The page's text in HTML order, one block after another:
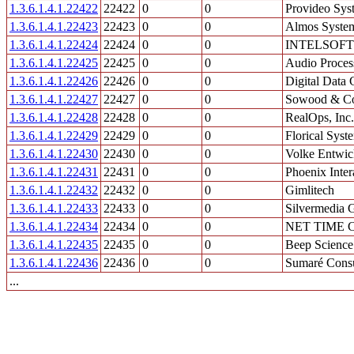
1.3.6.1.4.1.22422 22422 0 0
Provideo
1.3.6.1.4.1.22423 22423 0 0
Almos
1.3.6.1.4.1.22424 22424 0 0
INTELSOFT
1.3.6.1.4.1.22425 22425 0 0
Audio
1.3.6.1.4.1.22426 22426 0 0
Digital Data
1.3.6.1.4.1.22427 22427 0 0
Sowood &
1.3.6.1.4.1.22428 22428 0 0
RealOps, Inc.
1.3.6.1.4.1.22429 22429 0 0
Florical
1.3.6.1.4.1.22430 22430 0 0
Volke
1.3.6.1.4.1.22431
22431 0 0
Phoenix
1.3.6.1.4.1.22432 22432 0 0
Gimlitech
1.3.6.1.4.1.22433 22433 0 0
Silvermedia
1.3.6.1.4.1.22434 22434 0 0
NET TIME
1.3.6.1.4.1.22435 22435 0 0
Beep
1.3.6.1.4.1.22436 22436 0 0
Sumaré
...